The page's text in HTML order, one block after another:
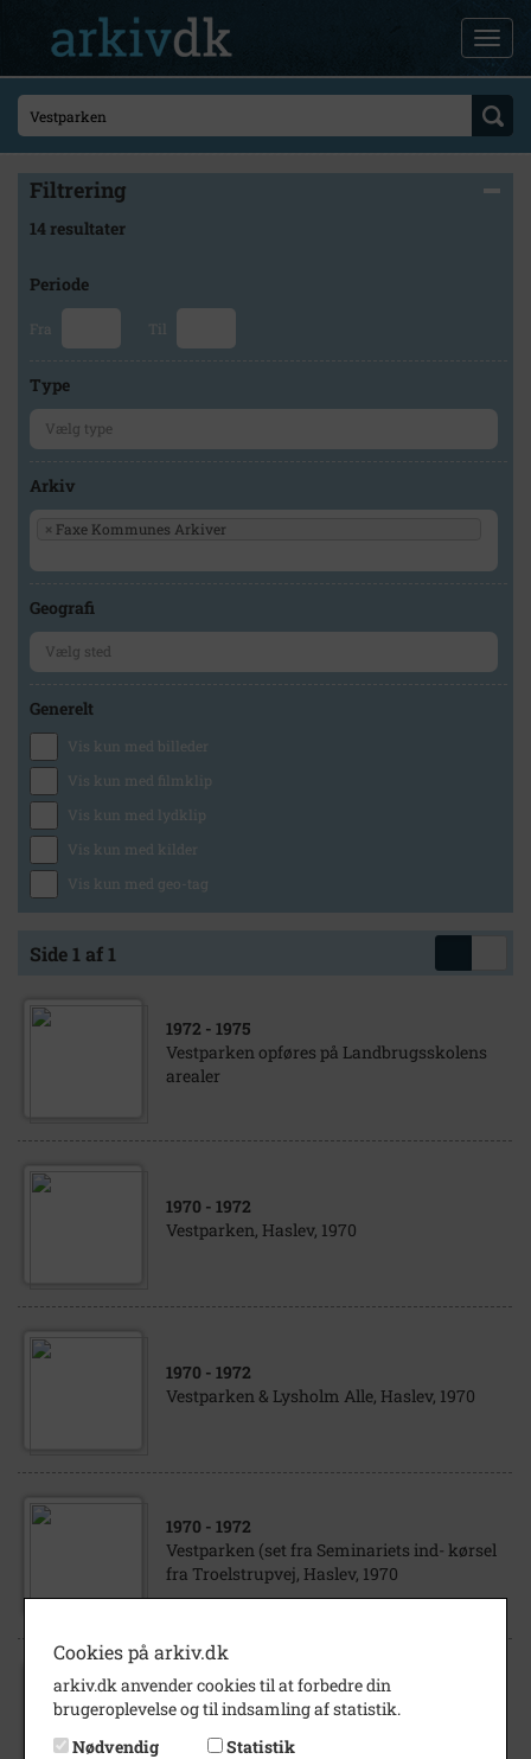
Filtrering
14 resultater
Periode
Fra Til
Type
Arkiv
× Faxe Kommunes Arkiver
Geografi
Generelt
Vis kun med billeder
Vis kun med filmklip
Vis kun med lydklip
Vis kun med kilder
Vis kun med geo-tag
Side 1 af 1
1972 - 1975
Vestparken opføres på Landbrugsskolens
arealer
1970 - 1972
Vestparken, Haslev, 1970
1970 - 1972
Vestparken & Lysholm Alle, Haslev, 1970
1970 - 1972
Vestparken (set fra Seminariets ind- kørsel
fra Troelstrupvej, Haslev, 1970
1972- 1973
Cookies på arkiv.dk
arkiv.dk anvender cookies til at forbedre din
brugeroplevelse og til indsamling af statistik.
Nødvendig
Statistik